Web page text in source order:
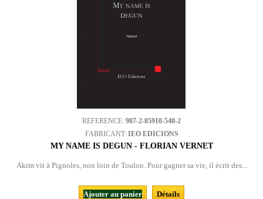
REFERENCE: 987-2-85910-540-2
FABRICANT: IEO EDICIONS
MY NAME IS DEGUN - FLORIAN VERNET
Akim vit à Pignoles, non loin de Toulon. Pour gagner sa vie, il écrit des...
Ajouter au panier
Détails